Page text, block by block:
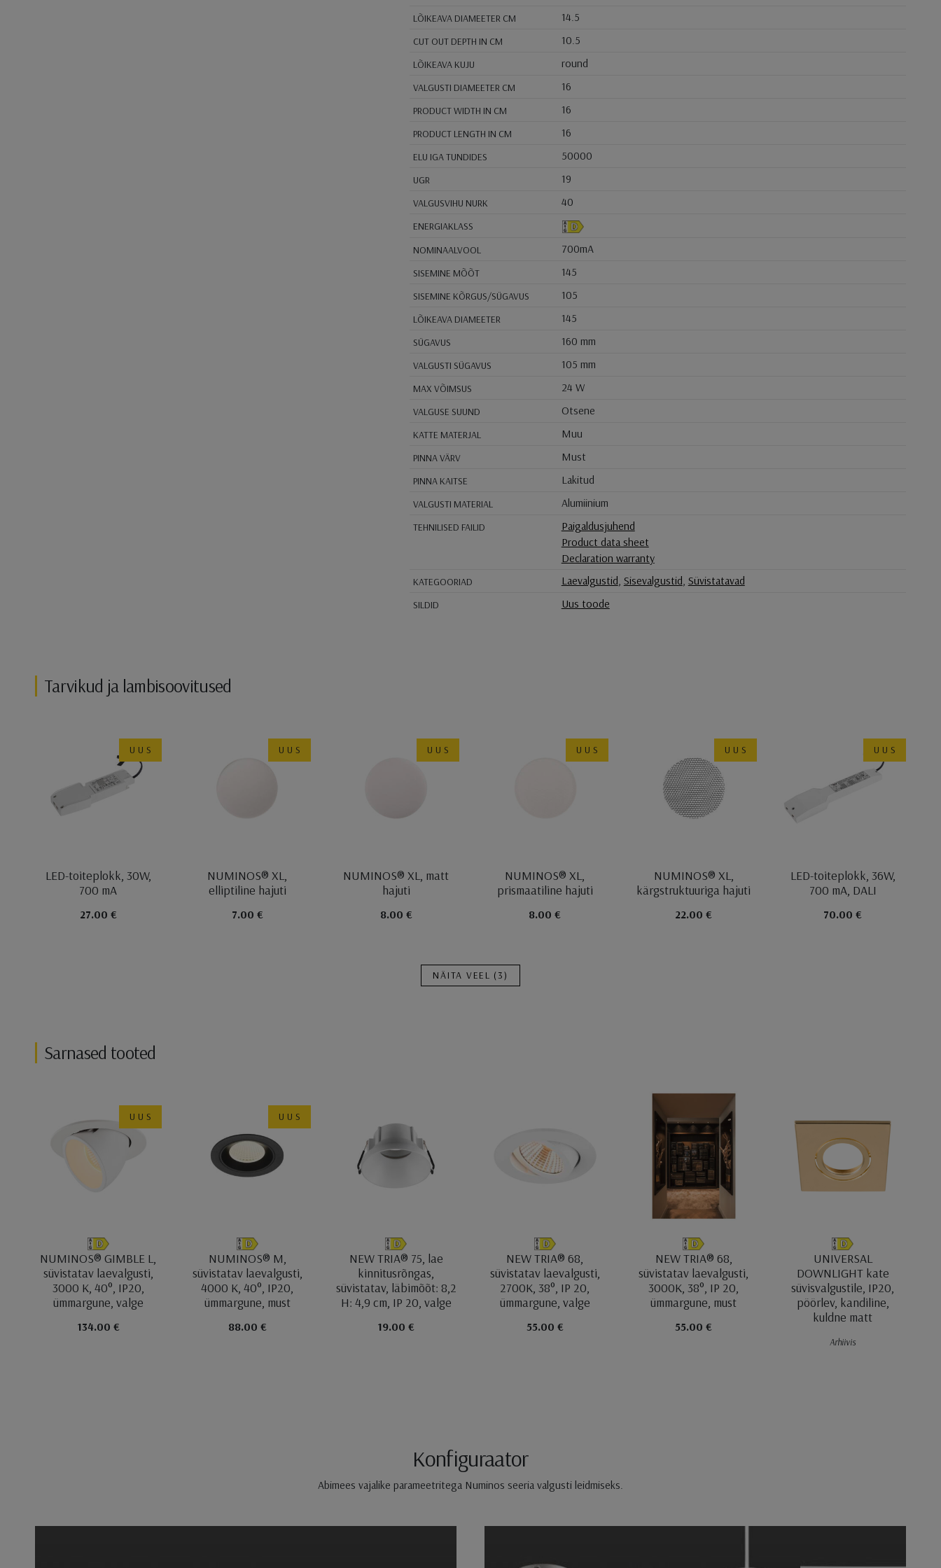
LÕIKEAVA DIAMEETER CM 14.5
CUT OUT DEPTH IN CM 10.5
LÕIKEAVA KUJU round
VALGUSTI DIAMEETER CM 16
PRODUCT WIDTH IN CM 16
PRODUCT LENGTH IN CM 16
ELU IGA TUNDIDES 50000
UGR 19
VALGUSVIHU NURK 40
ENERGIAKLASS
NOMINAALVOOL
700mA
SISEMINE MÕÕT 145
SISEMINE KÕRGUS/SÜGAVUS 105
LÕIKEAVA DIAMEETER 145
SÜGAVUS 160 mm
VALGUSTI SÜGAVUS 105 mm
MAX VÕIMSUS 24 W
VALGUSE SUUND Otsene
KATTE MATERJAL Muu
PINNA VÄRV Must
PINNA KAITSE Lakitud
VALGUSTI MATERIAL Alumiinium
TEHNILISED FAILID
Paigaldusjuhend
Product data sheet
Declaration warranty
KATEGOORIAD Laevalgustid, Sisevalgustid, Süvistatavad
SILDID Uus toode
Tarvikud ja lambisoovitused
UUS
LED-toiteplokk, 30W,
700 mA
27.00 €
UUS
NUMINOS® XL,
elliptiline hajuti
7.00 €
UUS
NUMINOS® XL, matt
hajuti
8.00 €
UUS
NUMINOS® XL,
prismaatiline hajuti
8.00 €
UUS
NUMINOS® XL,
kärgstruktuuriga hajuti
22.00 €
UUS
LED-toiteplokk, 36W,
700 mA, DALI
70.00 €
NÄITA VEEL (3)
Sarnased tooted
UUS
NUMINOS® GIMBLE L,
süvistatav laevalgusti,
3000 K, 40°, IP20,
ümmargune, valge
134.00 €
UUS
NUMINOS® M,
süvistatav laevalgusti,
4000 K, 40°, IP20,
ümmargune, must
88.00 €
NEW TRIA® 75, lae
kinnitusrõngas,
süvistatav, läbimõõt: 8,2
H: 4,9 cm, IP 20, valge
19.00 €
NEW TRIA® 68,
süvistatav laevalgusti,
2700K, 38°, IP 20,
ümmargune, valge
55.00 €
NEW TRIA® 68,
süvistatav laevalgusti,
3000K, 38°, IP 20,
ümmargune, must
55.00 €
UNIVERSAL
DOWNLIGHT kate
süvisvalgustile, IP20,
pöörlev, kandiline,
kuldne matt
Arhiivis
Konfiguraator
Abimees vajalike parameetritega Numinos seeria valgusti leidmiseks.